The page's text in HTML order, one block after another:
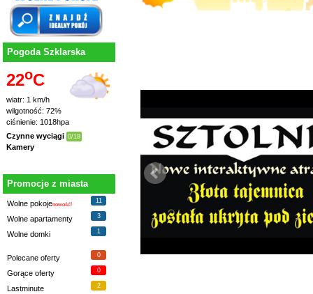
Pogoda Szklarska
22oC
wiatr: 1 km/h
wilgotność: 72%
ciśnienie: 1018hpa
Czynne wyciągi 0/18
Kamery
Promocje z miasta
Wolne pokojenowość!
11
Wolne apartamenty 3
Wolne domki 1
Polecane oferty 0
Gorące oferty 0
Lastminute 2